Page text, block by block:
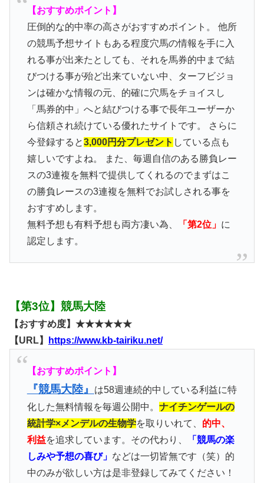
【おすすめポイント】
圧倒的な的中率の高さがおすすめポイント。 他所
の競馬予想サイトもある程度穴馬の情報を手に入
れる事が出来たとしても、それを馬券的中まで結
びつける事が殆ど出来ていない中、ターフビジョ
ンは確かな情報の元、的確に穴馬をチョイスし
「馬券的中」へと結びつける事で長年ユーザーか
ら信頼され続けている優れたサイトです。 さらに
今登録すると3,000円分プレゼント している点も
嬉しいですよね。 また、毎週自信のある勝負レー
スの3連複を無料で提供してくれるのでまずはこ
の勝負レースの3連複を無料でお試しされる事を
おすすめします。
無料予想も有料予想も両方凄い為、
「第2位」 に
認定します。
【第3位】競馬大陸
【おすすめ度】★★★★★★
【URL】
https://www.kb-tairiku.net/
【おすすめポイント】
『競馬大陸』
は58週連続的中している利益に特
化した無料情報を毎週公開中。 ナイチンゲールの
統計学×メンデルの生物学を取りいれて、 的中、
利益を追求しています。その代わり、
「競馬の楽
しみや予想の喜び」 などは一切皆無です（笑）的
中のみが欲しい方は是非登録してみてください！